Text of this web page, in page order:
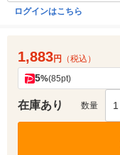
ログインはこちら
1,883円 （税込）
5%(85pt)
在庫あり 数量 1